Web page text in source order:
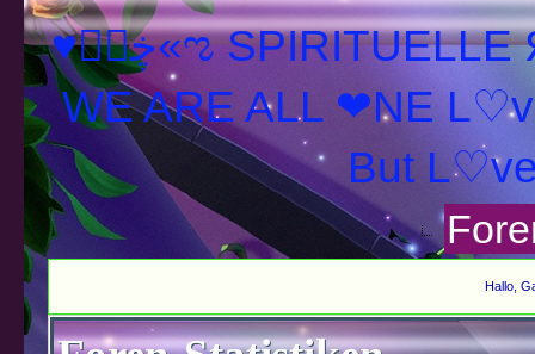
♥ڿڰۣ«ಌ SPIRITUELLE Я Ξ √ Ω L U T ↑ ☼ N - Forum -
WE ARE ALL ❤NE
Hallo,